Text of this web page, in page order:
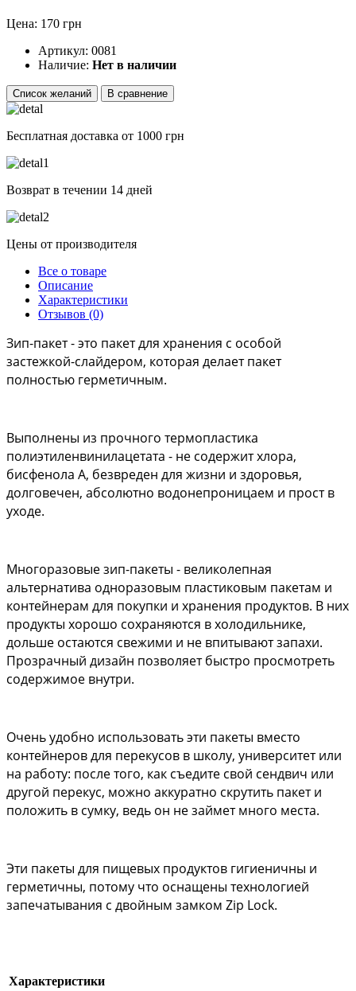
Цена: 170 грн
Артикул: 0081
Наличие: Нет в наличии
Список желаний В сравнение
Бесплатная доставка от 1000 грн
Возврат в течении 14 дней
Цены от производителя
Все о товаре
Описание
Характеристики
Отзывов (0)
Зип-пакет - это пакет для хранения с особой
застежкой-слайдером, которая делает пакет
полностью герметичным.
Выполнены из прочного термопластика
полиэтиленвинилацетата - не содержит хлора,
бисфенола А, безвреден для жизни и здоровья,
долговечен, абсолютно водонепроницаем и прост в
уходе.
Многоразовые зип-пакеты - великолепная
альтернатива одноразовым пластиковым пакетам и
контейнерам для покупки и хранения продуктов. В них
продукты хорошо сохраняются в холодильнике,
дольше остаются свежими и не впитывают запахи.
Прозрачный дизайн позволяет быстро просмотреть
содержимое внутри.
Очень удобно использовать эти пакеты вместо
контейнеров для перекусов в школу, университет или
на работу: после того, как съедите свой сендвич или
другой перекус, можно аккуратно скрутить пакет и
положить в сумку, ведь он не займет много места.
Эти пакеты для пищевых продуктов гигиеничны и
герметичны, потому что оснащены технологией
запечатывания с двойным замком Zip Lock.
Характеристики